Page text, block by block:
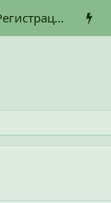
Регистрация